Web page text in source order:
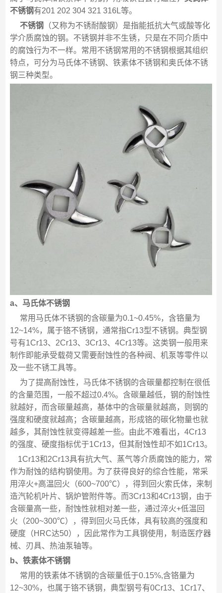
不锈钢有201 202 304 321 316L等。
不锈钢
（又称为不锈耐酸钢）是指能抵抗大气或酸等化
学介质腐蚀的钢。不锈钢并非不生锈，只是在不同介质中
的腐蚀行为不一样。常用不锈钢常用的不锈钢根据其组织
特点，可分为马氏体不锈钢、铁素体不锈钢和奥氏体不锈
钢三种类型。
a、马氏体不锈钢
常用马氏体不锈钢的含碳量为0.1~0.45%，含铬量为
12~14%，属于铬不锈钢，通常指Cr13型不锈钢。典型钢
号有1Cr13、2Cr13、3Cr13、4Cr13等。这类钢一般用来
制作即能承受载荷又需要耐蚀性的各种阀、机泵等零件以
及一些不锈工具等。
为了提高耐蚀性，马氏体不锈钢的含碳量都控制在很低
的含量范围，一般不超过0.4%。含碳量越低，钢的耐蚀性
就越好，而含碳量越高，基体中的含碳量就越高，则钢的
强度和硬度就越高；含碳量越高，形成铬的碳化物量也就
越多，其耐蚀性就变得越差一些。由此不难看出，4Cr13
的强度、硬度指标优于1Cr13，但其耐蚀性却不如1Cr13。
1Cr13和2Cr13具有抗大气、蒸气等介质腐蚀的能力，常
作为耐蚀的结构钢使用。为了获得良好的综合性能，常采
用淬火+高温回火（600~700℃），得到回火索氏体，来制
造汽轮机叶片、锅炉管附件等。而3Cr13和4Cr13钢，由于
含碳量高一些，耐蚀性就相对差一些，通过淬火+低温回
火（200~300℃），得到回火马氏体，具有较高的强度和
硬度（HRC达50），因此常作为工具钢使用，制造医疗器
械、刃具、热油泵轴等。
b、铁素体不锈钢
常用的铁素体不锈钢的含碳量低于0.15%,含铬量为
12~30%，也属于铬不锈钢，典型钢号有0Cr13、1Cr17、